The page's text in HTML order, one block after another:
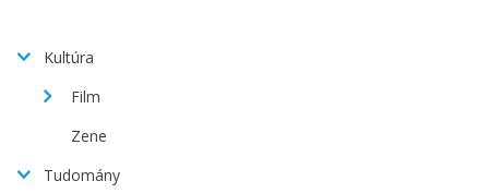
Kultúra
Film
Zene
Tudomány